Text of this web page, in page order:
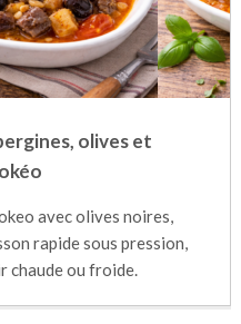
olives et
avec olives noires,
rapide sous pression,
chaude ou froide.